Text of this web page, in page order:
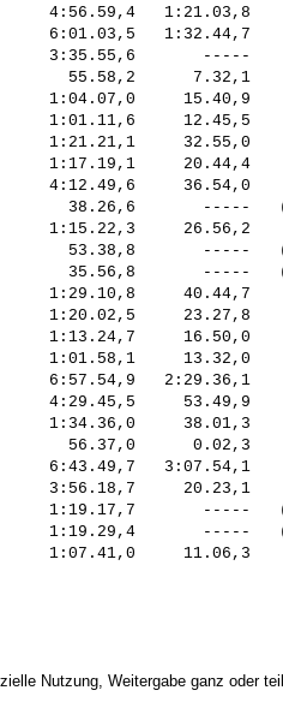
1:21.03,8
1:32.44,7
3:35.55,6       -----
55.58,2      7.32,1
1:04.07,0     15.40,9
1:01.11,6     12.45,5
32.55,0
20.44,4
36.54,0
38.26,6
26.56,2
53.38,8
35.56,8
40.44,7
23.27,8
1:13.24,7     16.50,0
1:01.58,1     13.32,0
6:57.54,9   2:29.36,1
53.49,9
38.01,3
56.37,0      0.02,3
3:07.54,1
20.23,1
1:19.17,7
1:19.29,4
Nutzung, Weitergabe ganz oder